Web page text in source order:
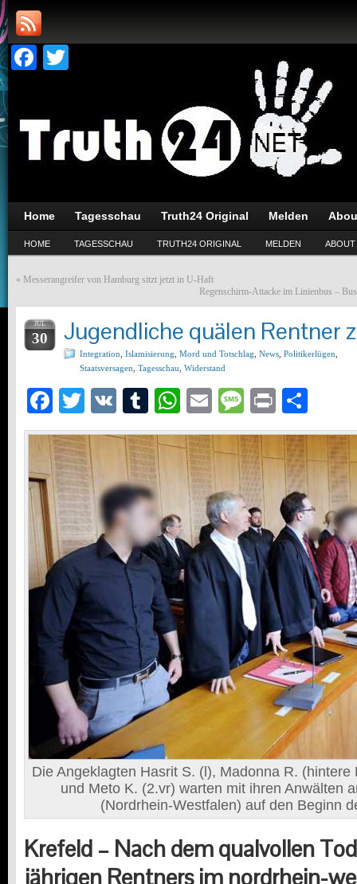
Facebook
Home Tagesschau Truth24 Original Melden
HOME TAGESSCHAU TRUTH24 ORIGINAL MELDEN ABOUT
« Messerangreifer von Hamburg sitzt jetzt in U-Haft
Regenschirm-Attacke im Linienbus –
JUL
30 Jugendliche quälen Rentner
Integration Islamisierung Mord und Totschlag News Politikerlügen
Staatsversagen Tagesschau Widerstand
Facebook
Twitter
VK Tumblr
WhatsApp
EmailMessage
Print
Die Angeklagten Hasrit S. (l), Madonna R.
und Meto K. (2.vr) warten mit ihren Anwälten
(Nordrhein-Westfalen) auf den Beginn
Krefeld – Nach dem qualvollen
jährigen Rentners im nordrhein-